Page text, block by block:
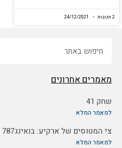
מאמרים אחרונים
שחק 41
למאמר המלא
צי המטוסים של ארקיע: בואינג787 EI-NEW
למאמר המלא